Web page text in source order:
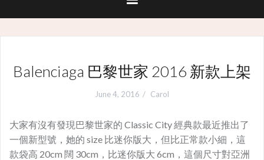
Balenciaga 巴黎世家 2016 新款上架
June 4, 2016 Carol
大家有沒有發現巴黎世家的 Classic City 經典款最近推出了
一個新型號，她的 size 比迷你版大，但比正常款小細，這
款袋高 20cm 闊 30cm，比迷你版大 6cm，這個尺寸對亞洲